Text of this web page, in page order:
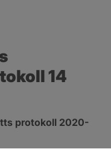
14
protokoll 2020-